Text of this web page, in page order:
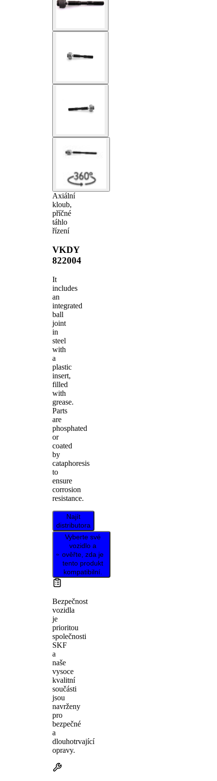
Axiální
kloub,
příčné
táhlo
řízení
VKDY
822004
It
includes
an
integrated
ball
joint
in
steel
with
a
plastic
insert,
filled
with
grease.
Parts
are
phosphated
or
coated
by
cataphoresis
to
ensure
corrosion
resistance.
Najít
distributora
Vyberte své
vozidlo a
ověřte, zda je
tento produkt
kompatibilní.
Bezpečnost
vozidla
je
prioritou
společnosti
SKF
a
naše
vysoce
kvalitní
součásti
jsou
navrženy
pro
bezpečné
a
dlouhotrvající
opravy.